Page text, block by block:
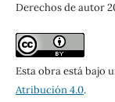
Derechos de autor
Esta obra está bajo
Atribución 4.0.